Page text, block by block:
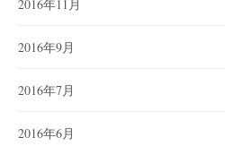
2016年11月
2016年9月
2016年7月
2016年6月